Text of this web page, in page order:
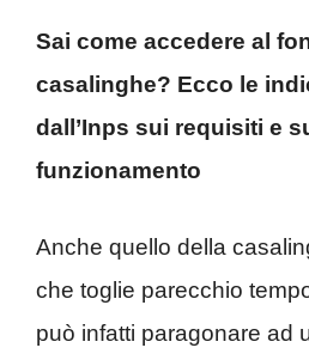
Sai come accedere al
casalinghe? Ecco le
dall’Inps sui requisiti e
funzionamento
Anche quello della
che toglie parecchio
può infatti paragonare ad